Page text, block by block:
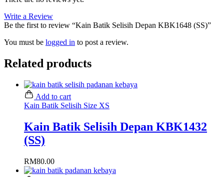
Write a Review
Be the first to review “Kain Batik Selisih Depan KBK1648 (SS)”
You must be logged in to post a review.
Related products
Add to cart
Kain Batik Selisih Size XS
Kain Batik Selisih Depan KBK1432
(SS)
RM80.00